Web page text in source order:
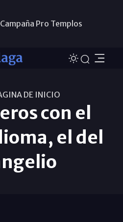
Pro Templos
DE INICIO
con el
el del